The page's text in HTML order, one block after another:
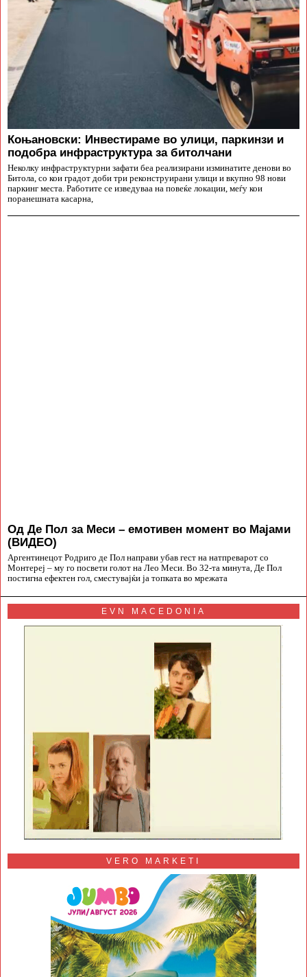
Коњановски: Инвестираме во улици, паркинзи и
подобра инфраструктура за битолчани
Неколку инфраструктурни зафати беа реализирани изминатите денови во
Битола, со кои градот доби три реконструирани улици и вкупно 98 нови
паркинг места. Работите се изведуваа на повеќе локации, меѓу кои
поранешната касарна,
Од Де Пол за Меси – емотивен момент во Мајами
(ВИДЕО)
Аргентинецот Родриго де Пол направи убав гест на натпреварот со
Монтереј – му го посвети голот на Лео Меси. Во 32-та минута, Де Пол
постигна ефектен гол, сместувајќи ја топката во мрежата
EVN MACEDONIA
VERO MARKETI